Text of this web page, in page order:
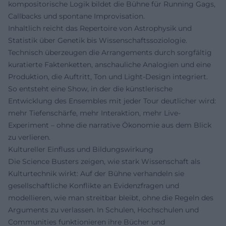
kompositorische Logik bildet die Bühne für Running Gags,
Callbacks und spontane Improvisation.
Inhaltlich reicht das Repertoire von Astrophysik und
Statistik über Genetik bis Wissenschaftssoziologie.
Technisch überzeugen die Arrangements durch sorgfältig
kuratierte Faktenketten, anschauliche Analogien und eine
Produktion, die Auftritt, Ton und Light-Design integriert.
So entsteht eine Show, in der die künstlerische
Entwicklung des Ensembles mit jeder Tour deutlicher wird:
mehr Tiefenschärfe, mehr Interaktion, mehr Live-
Experiment – ohne die narrative Ökonomie aus dem Blick
zu verlieren.
Kultureller Einfluss und Bildungswirkung
Die Science Busters zeigen, wie stark Wissenschaft als
Kulturtechnik wirkt: Auf der Bühne verhandeln sie
gesellschaftliche Konflikte an Evidenzfragen und
modellieren, wie man streitbar bleibt, ohne die Regeln des
Arguments zu verlassen. In Schulen, Hochschulen und
Communities funktionieren ihre Bücher und